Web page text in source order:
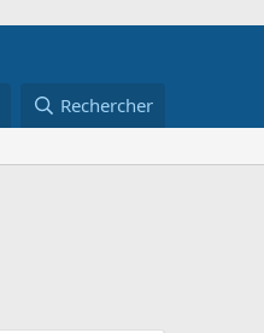
Rechercher